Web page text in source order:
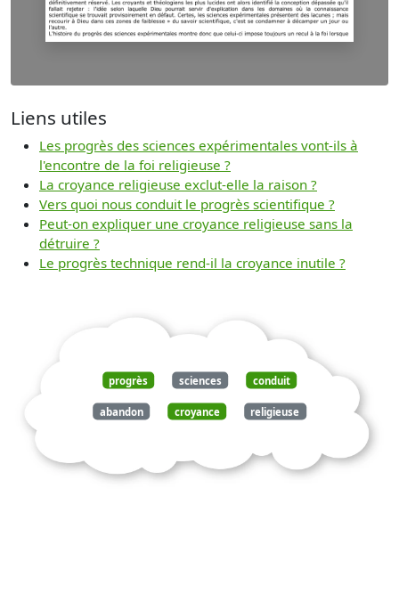
Liens utiles
Les progrès des sciences expérimentales vont-ils à
l'encontre de la foi religieuse ?
La croyance religieuse exclut-elle la raison ?
Vers quoi nous conduit le progrès scientifique ?
Peut-on expliquer une croyance religieuse sans la
détruire ?
Le progrès technique rend-il la croyance inutile ?
progrès sciences conduit
abandon croyance religieuse